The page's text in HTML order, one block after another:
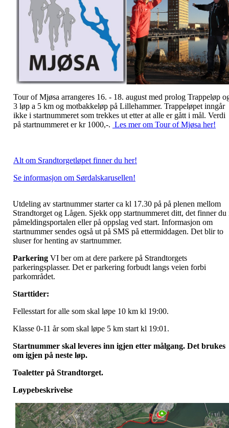
Tour of Mjøsa arrangeres 16. - 18. august med prolog Trappeløp
3 løp a 5 km og motbakkeløp på Lillehammer. Trappeløpet inngår
ikke i startnummeret som trekkes ut etter at alle er gått i mål. Verdi
på startnummeret er kr 1000,-. Les mer om Tour of Mjøsa her!
Alt om Srandtorgetløpet finner du her!
Se informasjon om Sørdalskarusellen!
Utdeling av startnummer starter ca kl 17.30 på på plenen mellom
Strandtorget og Lågen. Sjekk opp startnummeret ditt, det finner du
påmeldingsportalen eller på oppslag ved start. Informasjon om
startnummer sendes også ut på SMS på ettermiddagen. Det blir to
sluser for henting av startnummer.
Parkering VI ber om at dere parkere på Strandtorgets
parkeringsplasser. Det er parkering forbudt langs veien forbi
parkområdet.
Starttider:
Fellesstart for alle som skal løpe 10 km kl 19:00.
Klasse 0-11 år som skal løpe 5 km start kl 19:01.
Startnummer skal leveres inn igjen etter målgang. Det brukes
om igjen på neste løp.
Toaletter på Strandtorget.
Løypebeskrivelse